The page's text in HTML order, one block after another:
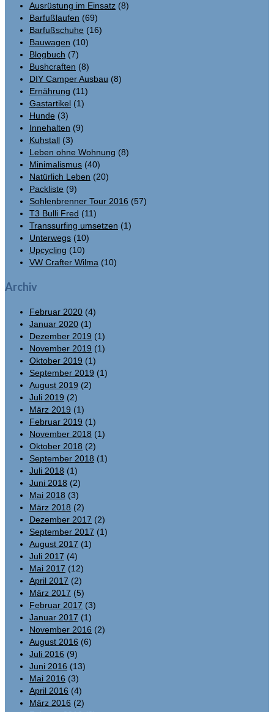
Ausrüstung im Einsatz (8)
Barfußlaufen (69)
Barfußschuhe (16)
Bauwagen (10)
Blogbuch (7)
Bushcraften (8)
DIY Camper Ausbau (8)
Ernährung (11)
Gastartikel (1)
Hunde (3)
Innehalten (9)
Kuhstall (3)
Leben ohne Wohnung (8)
Minimalismus (40)
Natürlich Leben (20)
Packliste (9)
Sohlenbrenner Tour 2016 (57)
T3 Bulli Fred (11)
Transsurfing umsetzen (1)
Unterwegs (10)
Upcycling (10)
VW Crafter Wilma (10)
Archiv
Februar 2020 (4)
Januar 2020 (1)
Dezember 2019 (1)
November 2019 (1)
Oktober 2019 (1)
September 2019 (1)
August 2019 (2)
Juli 2019 (2)
März 2019 (1)
Februar 2019 (1)
November 2018 (1)
Oktober 2018 (2)
September 2018 (1)
Juli 2018 (1)
Juni 2018 (2)
Mai 2018 (3)
März 2018 (2)
Dezember 2017 (2)
September 2017 (1)
August 2017 (1)
Juli 2017 (4)
Mai 2017 (12)
April 2017 (2)
März 2017 (5)
Februar 2017 (3)
Januar 2017 (1)
November 2016 (2)
August 2016 (6)
Juli 2016 (9)
Juni 2016 (13)
Mai 2016 (3)
April 2016 (4)
März 2016 (2)